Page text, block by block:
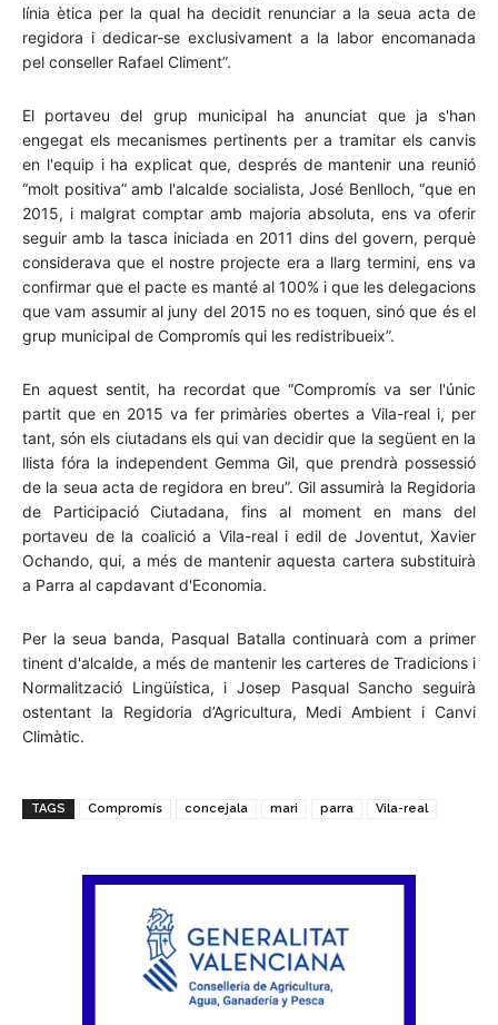
línia ètica per la qual ha decidit renunciar a la seua acta de
regidora i dedicar-se exclusivament a la labor encomanada
pel conseller Rafael Climent”.
El portaveu del grup municipal ha anunciat que ja s'han
engegat els mecanismes pertinents per a tramitar els canvis
en l'equip i ha explicat que, després de mantenir una reunió
“molt positiva” amb l'alcalde socialista, José Benlloch, “que en
2015, i malgrat comptar amb majoria absoluta, ens va oferir
seguir amb la tasca iniciada en 2011 dins del govern, perquè
considerava que el nostre projecte era a llarg termini, ens va
confirmar que el pacte es manté al 100% i que les delegacions
que vam assumir al juny del 2015 no es toquen, sinó que és el
grup municipal de Compromís qui les redistribueix”.
En aquest sentit, ha recordat que “Compromís va ser l'únic
partit que en 2015 va fer primàries obertes a Vila-real i, per
tant, són els ciutadans els qui van decidir que la següent en la
llista fóra la independent Gemma Gil, que prendrà possessió
de la seua acta de regidora en breu”. Gil assumirà la Regidoria
de Participació Ciutadana, fins al moment en mans del
portaveu de la coalició a Vila-real i edil de Joventut, Xavier
Ochando, qui, a més de mantenir aquesta cartera substituirà
a Parra al capdavant d'Economia.
Per la seua banda, Pasqual Batalla continuarà com a primer
tinent d'alcalde, a més de mantenir les carteres de Tradicions i
Normalització Lingüística, i Josep Pasqual Sancho seguirà
ostentant la Regidoria d’Agricultura, Medi Ambient i Canvi
Climàtic.
TAGS Compromís concejala mari parra Vila-real